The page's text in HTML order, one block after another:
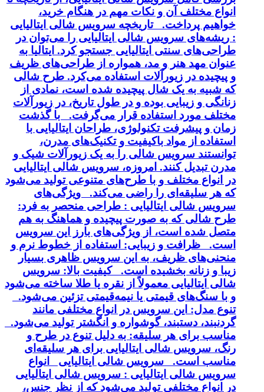
انواع مختلف آن و نکات مهم در هنگام خرید،
خواهیم پرداخت. تاریخچه سرویس شالی ایتالیایی
: ریشه‌های سرویس شالی ایتالیایی را می‌توان در
طراحی‌های سنتی ایتالیایی جستجو کرد. ایتالیا به
عنوان مهد هنر و مد، همواره از طراحی‌های ظریف
و پیچیده در زیورآلات استفاده می‌کرد. طرح شالی
که شبیه به یک شال پیچیده شده است، نمادی از
زنانگی و زیبایی بوده و در طول تاریخ، در زیورآلات
مختلف مورد استفاده قرار می‌گرفت. با گذشت
زمان و پیشرفت تکنولوژی، طراحان ایتالیایی با
استفاده از مواد باکیفیت و تکنیک‌های مدرن،
توانستند سرویس شالی را به یک زیورآلات شیک و
مدرن تبدیل کنند. امروزه، سرویس شالی ایتالیایی
در انواع مختلف و با طرح‌های متنوعی تولید می‌شود
که هر سلیقه‌ای را راضی می‌کند. ویژگی‌های
سرویس شالی ایتالیایی : طراحی منحصر به فرد:
طرح شالی که به صورت پیچیده و هماهنگ به هم
متصل شده است، از ویژگی‌های بارز این سرویس
است. ظرافت و زیبایی: استفاده از خطوط نرم و
منحنی‌های ظریف، به این سرویس ظاهری بسیار
زیبا و زنانه بخشیده است. کیفیت بالا: سرویس
شالی ایتالیایی معمولاً از نقره یا طلا ساخته می‌شود
و با سنگ‌های قیمتی یا نیمه‌قیمتی تزئین می‌شود.
تنوع مدل: این سرویس در انواع مختلفی مانند
گردنبند، دستبند، گوشواره و انگشتر تولید می‌شود.
مناسب برای هر سلیقه: به دلیل تنوع در طرح و
رنگ، سرویس شالی ایتالیایی برای هر سلیقه‌ای
مناسب است. سرویس شالی ایتالیایی انواع
سرویس شالی ایتالیایی : سرویس شالی ایتالیایی
در انواع مختلفی تولید می‌شود که از نظر جنس،